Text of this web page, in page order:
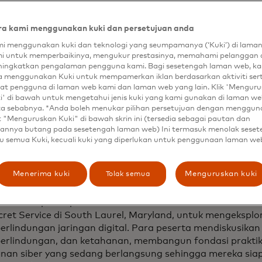
ruang rapat ke medan perang
siber menyerang, kerusakan yang ditimbulkan
finansial dengan pelaku kriminal dan aktor yang
melumpuhkan infrastruktur nasional yang penting.
AS dimiliki oleh entitas swasta, sektor bisnis
sipil. Namun, perusahaan tidak boleh
penjahat berteknologi tinggi sendirian. Untuk
perusahaan mereka - dan sesama warga mereka -
membantu mengembangkan kursus
bekerja sama dengan mitra di sektor publik dan
pertamanya di bulan Juni, kelompok ini
dan pakar pemerintah serta industri di Pusat
Service di South Laurel, Maryland, untuk
jaringan digital. Para peserta
dan ketahanan, membangun fondasi
siber yang sedang berlangsung sehingga mereka
kami menggunakan kuki dan persetujuan anda
menggunakan kuki dan teknologi yang seumpamanya (‘Kuki’) di
untuk memperbaikinya, mengukur prestasinya, memahami pelanggan
pengalaman pengguna kami. Bagi sesetengah laman web,
menggunakan Kuki untuk mempamerkan iklan berdasarkan aktiviti
pengguna di laman web kami dan laman web yang lain. Klik
di bawah untuk mengetahui jenis kuki yang kami gunakan di laman
sebabnya. *Anda boleh menukar pilihan persetujuan dengan
"Menguruskan Kuki" di bawah skrin ini (tersedia sebagai pautan dan
butang pada sesetengah laman web) Ini termasuk menolak
semua Kuki, kecuali kuki yang diperlukan untuk penggunaan laman
Menerima kuki Tolak semua Menguruskan kuki